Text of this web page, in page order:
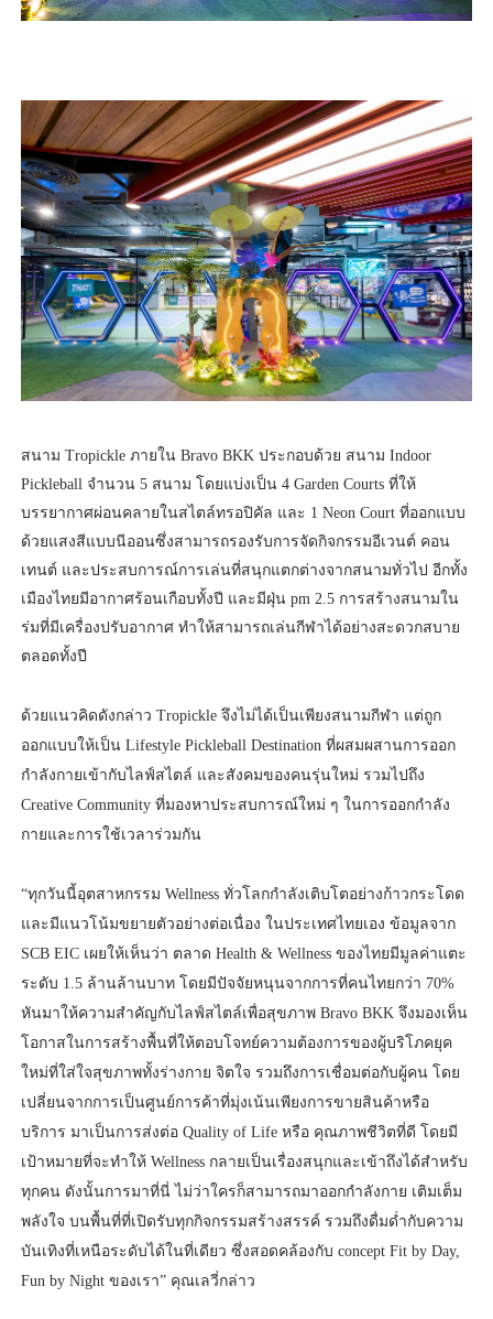
สนาม Tropickle ภายใน Bravo BKK ประกอบด้วย สนาม Indoor
Pickleball จำนวน 5 สนาม โดยแบ่งเป็น 4 Garden Courts ที่ให้
บรรยากาศผ่อนคลายในสไตล์ทรอปิคัล และ 1 Neon Court ที่ออกแบบ
ด้วยแสงสีแบบนีออนซึ่งสามารถรองรับการจัดกิจกรรมอีเวนต์ คอน
เทนต์ และประสบการณ์การเล่นที่สนุกแตกต่างจากสนามทั่วไป อีกทั้ง
เมืองไทยมีอากาศร้อนเกือบทั้งปี และมีฝุ่น pm 2.5 การสร้างสนามใน
ร่มที่มีเครื่องปรับอากาศ ทำให้สามารถเล่นกีฬาได้อย่างสะดวกสบาย
ตลอดทั้งปี
ด้วยแนวคิดดังกล่าว Tropickle จึงไม่ได้เป็นเพียงสนามกีฬา แต่ถูก
ออกแบบให้เป็น Lifestyle Pickleball Destination ที่ผสมผสานการออก
กำลังกายเข้ากับไลฟ์สไตล์ และสังคมของคนรุ่นใหม่ รวมไปถึง
Creative Community ที่มองหาประสบการณ์ใหม่ ๆ ในการออกกำลัง
กายและการใช้เวลาร่วมกัน
“ทุกวันนี้อุตสาหกรรม Wellness ทั่วโลกกำลังเติบโตอย่างก้าวกระโดด
และมีแนวโน้มขยายตัวอย่างต่อเนื่อง ในประเทศไทยเอง ข้อมูลจาก
SCB EIC เผยให้เห็นว่า ตลาด Health & Wellness ของไทยมีมูลค่าแตะ
ระดับ 1.5 ล้านล้านบาท โดยมีปัจจัยหนุนจากการที่คนไทยกว่า 70%
หันมาให้ความสำคัญกับไลฟ์สไตล์เพื่อสุขภาพ Bravo BKK จึงมองเห็น
โอกาสในการสร้างพื้นที่ให้ตอบโจทย์ความต้องการของผู้บริโภคยุค
ใหม่ที่ใส่ใจสุขภาพทั้งร่างกาย จิตใจ รวมถึงการเชื่อมต่อกับผู้คน โดย
เปลี่ยนจากการเป็นศูนย์การค้าที่มุ่งเน้นเพียงการขายสินค้าหรือ
บริการ มาเป็นการส่งต่อ Quality of Life หรือ คุณภาพชีวิตที่ดี โดยมี
เป้าหมายที่จะทำให้ Wellness กลายเป็นเรื่องสนุกและเข้าถึงได้สำหรับ
ทุกคน ดังนั้นการมาที่นี่ ไม่ว่าใครก็สามารถมาออกกำลังกาย เติมเต็ม
พลังใจ บนพื้นที่ที่เปิดรับทุกกิจกรรมสร้างสรรค์ รวมถึงดื่มด่ำกับความ
บันเทิงที่เหนือระดับได้ในที่เดียว ซึ่งสอดคล้องกับ concept Fit by Day,
Fun by Night ของเรา” คุณเลวี่กล่าว